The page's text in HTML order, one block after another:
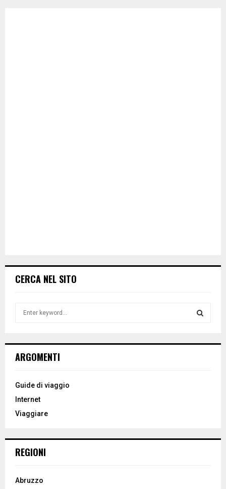
CERCA NEL SITO
h
o
:
ARGOMENTI
Guide di viaggio
Internet
Viaggiare
REGIONI
Abruzzo